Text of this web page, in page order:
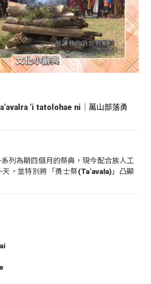
‘i tatolohae ni｜萬山部落勇
列為期四個月的祭典，現今配合族人工
，並特別將「勇士祭(Ta‘avala)」凸顯